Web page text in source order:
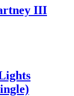
III